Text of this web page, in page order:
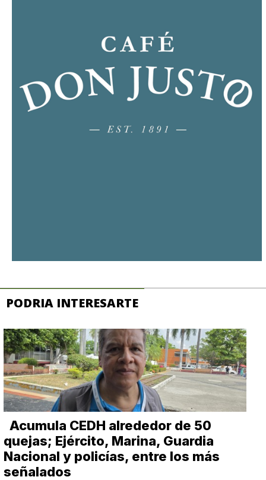
PODRIA INTERESARTE
Acumula CEDH alrededor de 50
quejas; Ejército, Marina, Guardia
Nacional y policías, entre los más
señalados